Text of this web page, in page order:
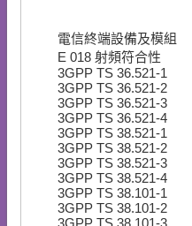
電信終端設備及模組
E 018 射頻符合性
3GPP TS 36.521-1
3GPP TS 36.521-2
3GPP TS 36.521-3
3GPP TS 36.521-4
3GPP TS 38.521-1
3GPP TS 38.521-2
3GPP TS 38.521-3
3GPP TS 38.521-4
3GPP TS 38.101-1
3GPP TS 38.101-2